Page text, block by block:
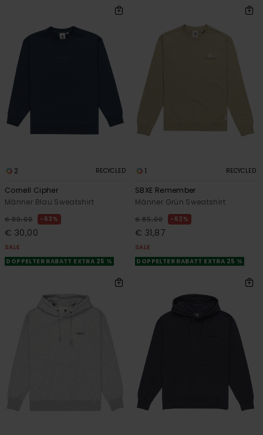
2 RECYCLED
Cornell Cipher
Männer Blau Sweatshirt
€ 80,00 63%
€ 30,00
SALE
DOPPELTER RABATT EXTRA 25 %
1 RECYCLED
SBXE Remember
Männer Grün Sweatshirt
€ 85,00 63%
€ 31,87
SALE
DOPPELTER RABATT EXTRA 25 %